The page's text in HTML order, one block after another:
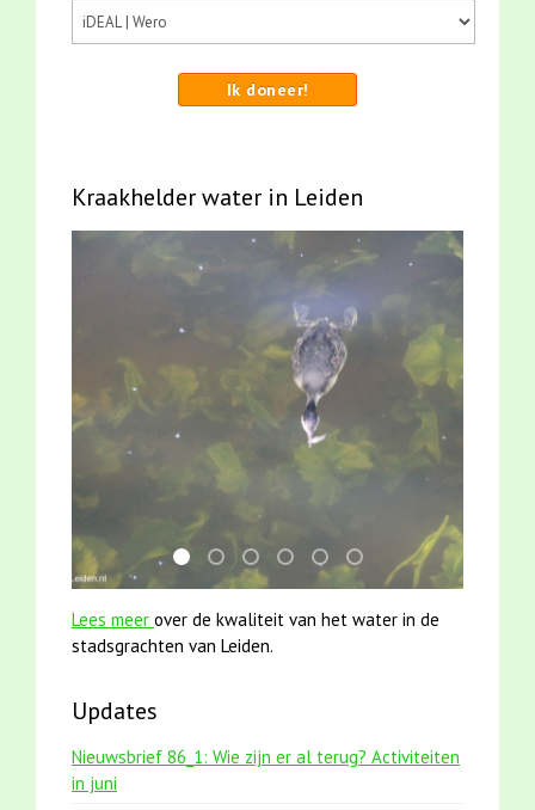
Ik doneer!
Kraakhelder water in Leiden
mei2021 watervogelmethode fuut met baars
smoelenboek fifi en karper nieuwsbrief-
jun2021 28 brasem en rietvoorns
karper met kattenklimtouw
jun2021 zaklv 5 snoekje
mei2021 1 snoekje
Lees meer over de kwaliteit van het water in de
stadsgrachten van Leiden.
Updates
Nieuwsbrief 86_1: Wie zijn er al terug? Activiteiten
in juni